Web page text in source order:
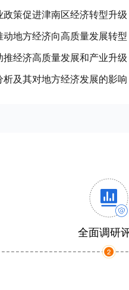
策促进津南区经济转型升
地方经济向高质量发展转型
经济高质量发展和产业升级
及其对地方经济发展的影响
全面调研